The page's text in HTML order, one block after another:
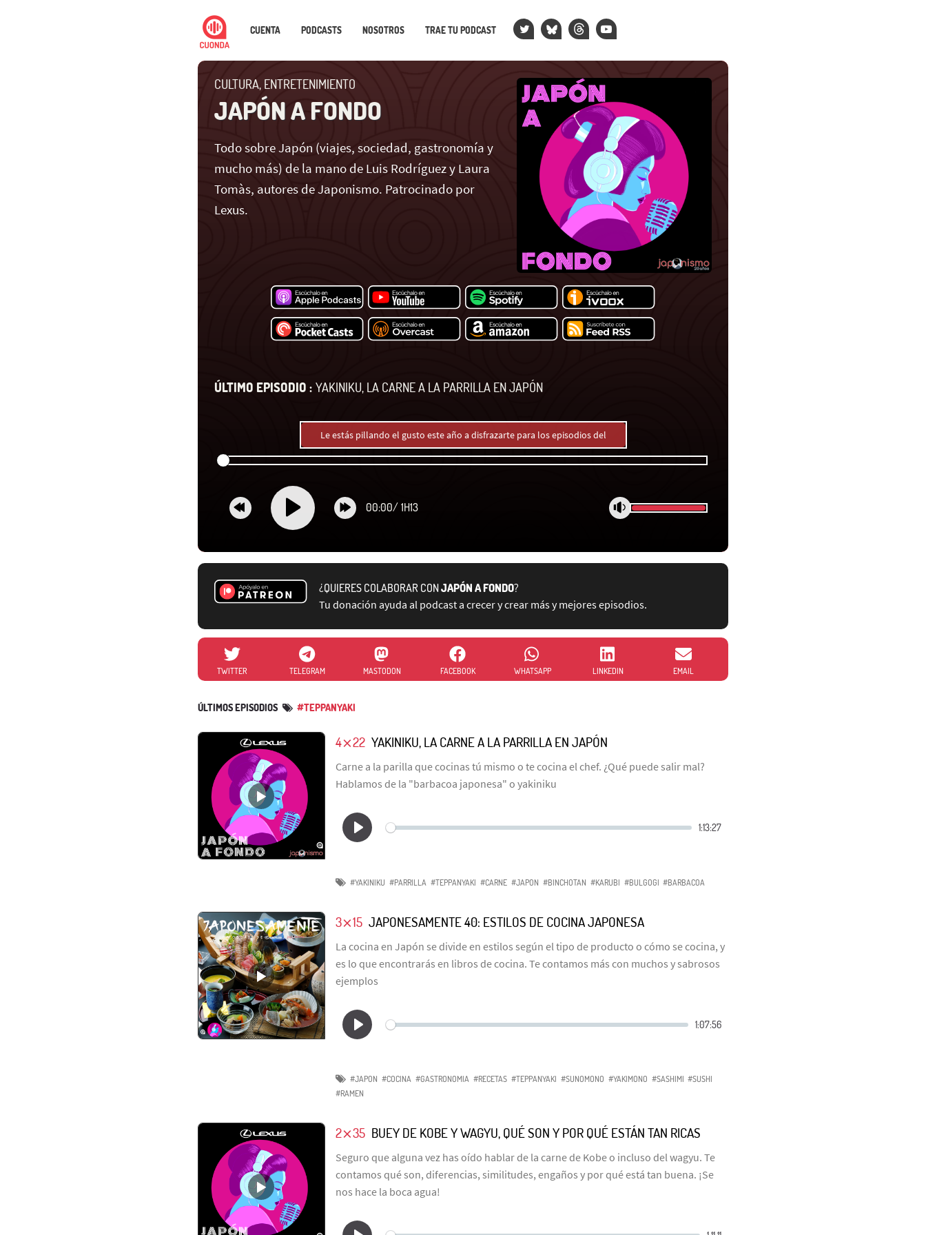
CUENTA PODCASTS NOSOTROS TRAE TU PODCAST
CULTURA, ENTRETENIMIENTO
JAPÓN A FONDO
Todo sobre Japón (viajes, sociedad, gastronomía y
mucho más) de la mano de Luis Rodríguez y Laura
Tomàs, autores de Japonismo. Patrocinado por
Lexus.
ÚLTIMO EPISODIO : YAKINIKU, LA CARNE A LA PARRILLA EN JAPÓN
Le estás pillando el gusto este año a disfrazarte para los episodios del
00:00/ 1H13
¿QUIERES COLABORAR CONJAPÓN A FONDO?
Tu donación ayuda al podcast a crecer y crear más y mejores episodios.
TWITTER TELEGRAM MASTODON FACEBOOK WHATSAPP LINKEDIN EMAIL
ÚLTIMOS EPISODIOS #TEPPANYAKI
4⨯22 YAKINIKU, LA CARNE A LA PARRILLA EN JAPÓN
Carne a la parilla que cocinas tú mismo o te cocina el chef. ¿Qué puede salir mal?
Hablamos de la "barbacoa japonesa" o yakiniku
#YAKINIKU #PARRILLA #TEPPANYAKI #CARNE #JAPON #BINCHOTAN #KARUBI #BULGOGI #BARBACOA
3⨯15 JAPONESAMENTE 40: ESTILOS DE COCINA JAPONESA
La cocina en Japón se divide en estilos según el tipo de producto o cómo se cocina, y
es lo que encontrarás en libros de cocina. Te contamos más con muchos y sabrosos
ejemplos
#JAPON #COCINA #GASTRONOMIA #RECETAS #TEPPANYAKI #SUNOMONO #YAKIMONO #SASHIMI #SUSHI
#RAMEN
2⨯35 BUEY DE KOBE Y WAGYU, QUÉ SON Y POR QUÉ ESTÁN TAN RICAS
Seguro que alguna vez has oído hablar de la carne de Kobe o incluso del wagyu. Te
contamos qué son, diferencias, similitudes, engaños y por qué está tan buena. ¡Se
nos hace la boca agua!